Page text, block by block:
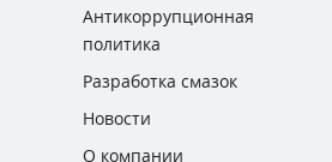
Антикоррупционная
политика
Разработка смазок
Новости
О компании